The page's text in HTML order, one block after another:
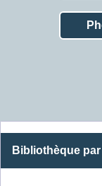
Bibliothèque